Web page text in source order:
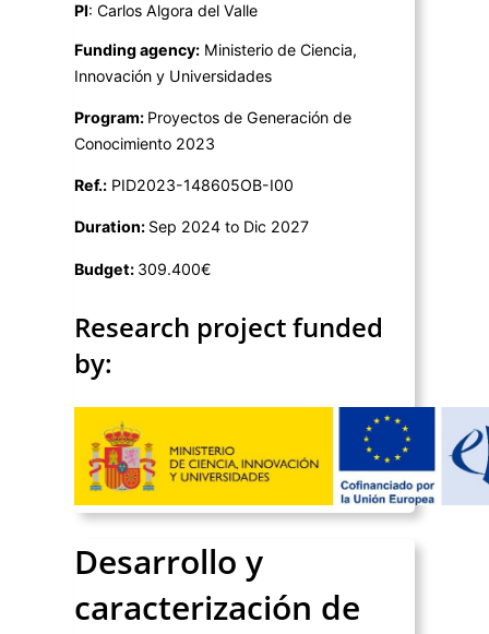
PI: Carlos Algora del Valle
Funding agency: Ministerio de Ciencia,
Innovación y Universidades
Program: Proyectos de Generación de
Conocimiento 2023
Ref.: PID2023-148605OB-I00
Duration: Sep 2024 to Dic 2027
Budget: 309.400€
Research project funded
by:
Desarrollo y
caracterización de